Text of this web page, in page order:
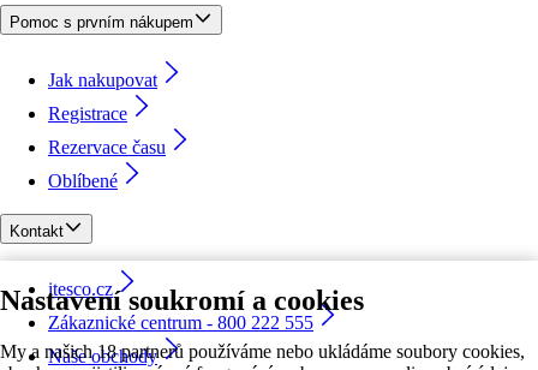
Nastavení soukromí a cookies
My a našich 18 partnerů používáme nebo ukládáme soubory cookies,
Pomoc s prvním nákupem
Jak nakupovat
Registrace
Rezervace času
Oblíbené
Kontakt
itesco.cz
Zákaznické centrum - 800 222 555
Naše obchody